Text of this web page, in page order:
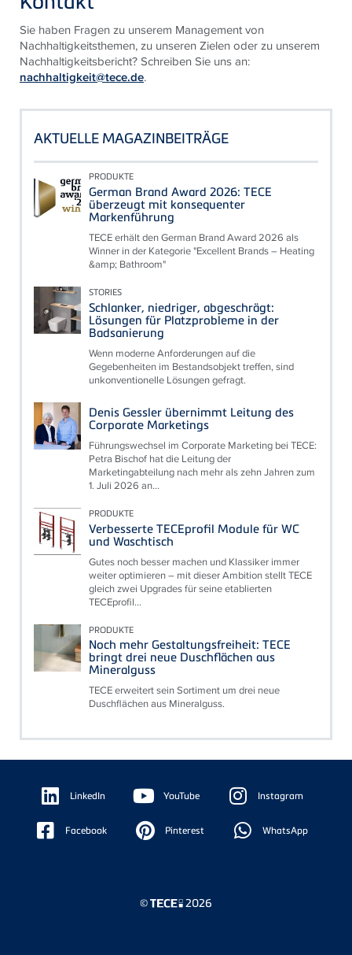
Sie haben Fragen zu unserem Management von
Nachhaltigkeitsthemen, zu unseren Zielen oder zu unserem
Nachhaltigkeitsbericht? Schreiben Sie uns an:
nachhaltigkeit@tece.de.
AKTUELLE MAGAZINBEITRÄGE
PRODUKTE
German Brand Award 2026: TECE
überzeugt mit konsequenter
Markenführung
TECE erhält den German Brand Award 2026 als
Winner in der Kategorie "Excellent Brands – Heating
&amp; Bathroom"
STORIES
Schlanker, niedriger, abgeschrägt:
Lösungen für Platzprobleme in der
Badsanierung
Wenn moderne Anforderungen auf die
Gegebenheiten im Bestandsobjekt treffen, sind
unkonventionelle Lösungen gefragt.
Denis Gessler übernimmt Leitung des
Corporate Marketings
Führungswechsel im Corporate Marketing bei TECE:
Petra Bischof hat die Leitung der
Marketingabteilung nach mehr als zehn Jahren zum
1. Juli 2026 an...
PRODUKTE
Verbesserte TECEprofil Module für WC
und Waschtisch
Gutes noch besser machen und Klassiker immer
weiter optimieren – mit dieser Ambition stellt TECE
gleich zwei Upgrades für seine etablierten
TECEprofil...
PRODUKTE
Noch mehr Gestaltungsfreiheit: TECE
bringt drei neue Duschflächen aus
Mineralguss
TECE erweitert sein Sortiment um drei neue
Duschflächen aus Mineralguss.
Floating
Sidebar LinkedIn YouTube Instagram
Facebook Pinterest WhatsApp
© 2026